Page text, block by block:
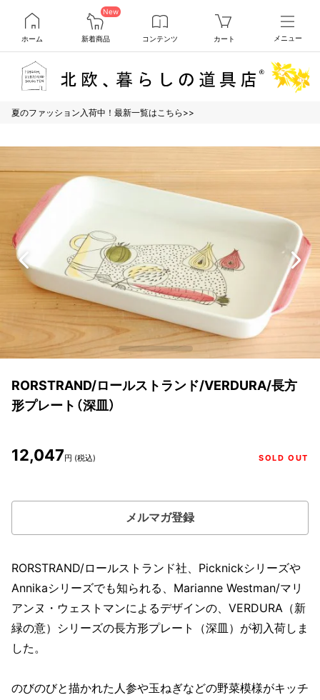
ホーム
New
新着商品 コンテンツ カート メニュー
夏のファッション入荷中！最新一覧はこちら>>
RORSTRAND/ロールストランド/VERDURA/長方
形プレート（深皿）
12,047円 (税込) SOLD OUT
メルマガ登録
RORSTRAND/ロールストランド社、Picknickシリーズや
Annikaシリーズでも知られる、Marianne Westman/マリ
アンヌ・ウェストマンによるデザインの、VERDURA（新
緑の意）シリーズの長方形プレート（深皿）が初入荷しま
した。
のびのびと描かれた人参や玉ねぎなどの野菜模様がキッチ